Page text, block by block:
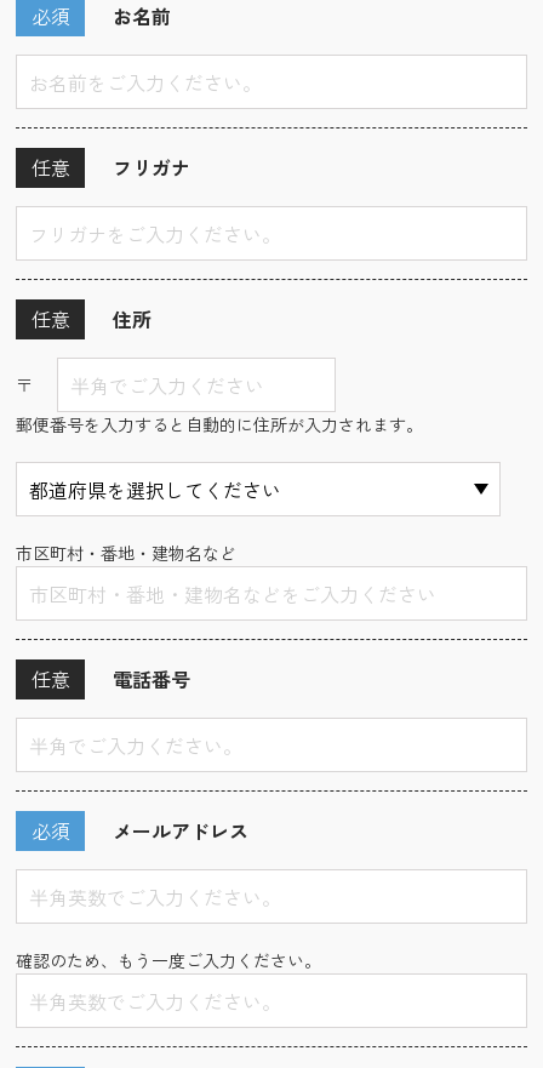
お名前
必須
フリガナ
任意
住所
任意
〒
郵便番号を入力すると自動的に住所が入力されます。
市区町村・番地・建物名など
電話番号
任意
メールアドレス
必須
確認のため、もう一度ご入力ください。